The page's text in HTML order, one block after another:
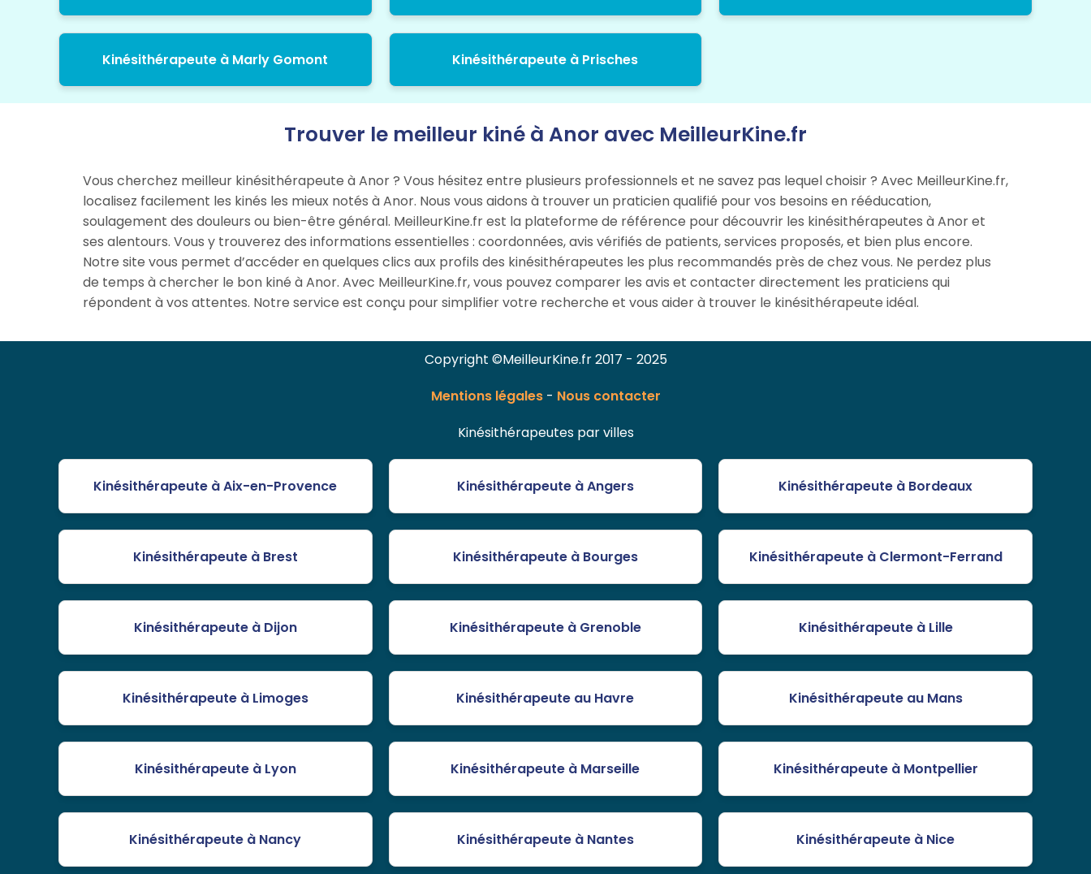
Kinésithérapeute à Marly Gomont Kinésithérapeute à Prisches
Trouver le meilleur kiné à Anor avec MeilleurKine.fr
Vous cherchez meilleur kinésithérapeute à Anor ? Vous hésitez entre plusieurs professionnels et ne savez pas lequel choisir ? Avec MeilleurKine.fr,
localisez facilement les kinés les mieux notés à Anor. Nous vous aidons à trouver un praticien qualifié pour vos besoins en rééducation,
soulagement des douleurs ou bien-être général. MeilleurKine.fr est la plateforme de référence pour découvrir les kinésithérapeutes à Anor et
ses alentours. Vous y trouverez des informations essentielles : coordonnées, avis vérifiés de patients, services proposés, et bien plus encore.
Notre site vous permet d’accéder en quelques clics aux profils des kinésithérapeutes les plus recommandés près de chez vous. Ne perdez plus
de temps à chercher le bon kiné à Anor. Avec MeilleurKine.fr, vous pouvez comparer les avis et contacter directement les praticiens qui
répondent à vos attentes. Notre service est conçu pour simplifier votre recherche et vous aider à trouver le kinésithérapeute idéal.
Copyright ©MeilleurKine.fr 2017 - 2025
Mentions légales- Nous contacter
Kinésithérapeutes par villes
Kinésithérapeute à Aix-en-Provence Kinésithérapeute à Angers Kinésithérapeute à Bordeaux
Kinésithérapeute à Brest Kinésithérapeute à Bourges Kinésithérapeute à Clermont-Ferrand
Kinésithérapeute à Dijon Kinésithérapeute à Grenoble Kinésithérapeute à Lille
Kinésithérapeute à Limoges Kinésithérapeute au Havre Kinésithérapeute au Mans
Kinésithérapeute à Lyon Kinésithérapeute à Marseille Kinésithérapeute à Montpellier
Kinésithérapeute à Nancy Kinésithérapeute à Nantes Kinésithérapeute à Nice